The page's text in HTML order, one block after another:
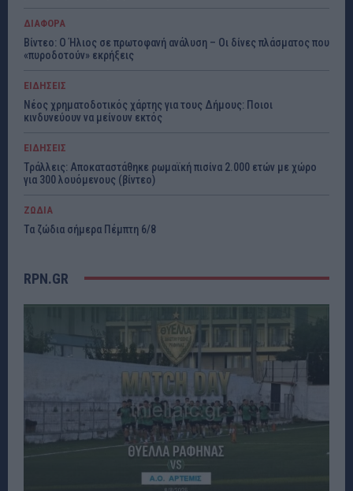
ΔΙΑΦΟΡΑ
Βίντεο: Ο Ήλιος σε πρωτοφανή ανάλυση – Οι δίνες πλάσματος που
«πυροδοτούν» εκρήξεις
ΕΙΔΗΣΕΙΣ
Νέος χρηματοδοτικός χάρτης για τους Δήμους: Ποιοι
κινδυνεύουν να μείνουν εκτός
ΕΙΔΗΣΕΙΣ
Τράλλεις: Αποκαταστάθηκε ρωμαϊκή πισίνα 2.000 ετών με χώρο
για 300 λουόμενους (βίντεο)
ΖΩΔΙΑ
Τα ζώδια σήμερα Πέμπτη 6/8
RPN.GR